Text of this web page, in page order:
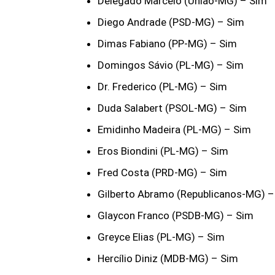
Diego Andrade (PSD-MG) – Sim
Dimas Fabiano (PP-MG) – Sim
Domingos Sávio (PL-MG) – Sim
Dr. Frederico (PL-MG) – Sim
Duda Salabert (PSOL-MG) – Sim
Emidinho Madeira (PL-MG) – Sim
Eros Biondini (PL-MG) – Sim
Fred Costa (PRD-MG) – Sim
Gilberto Abramo (Republicanos-MG)
Glaycon Franco (PSDB-MG) – Sim
Greyce Elias (PL-MG) – Sim
Hercílio Diniz (MDB-MG) – Sim